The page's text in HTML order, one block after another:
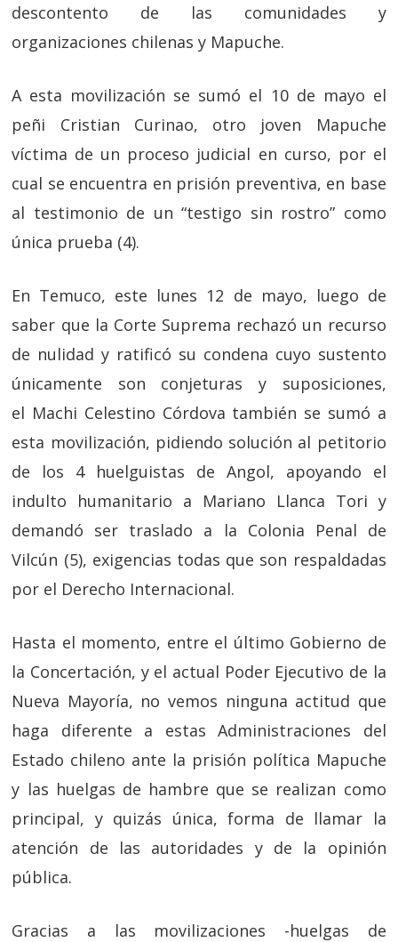
descontento de las comunidades y
organizaciones chilenas y Mapuche.
A esta movilización se sumó el 10 de mayo el
peñi Cristian Curinao, otro joven Mapuche
víctima de un proceso judicial en curso, por el
cual se encuentra en prisión preventiva, en base
al testimonio de un “testigo sin rostro” como
única prueba (4).
En Temuco, este lunes 12 de mayo, luego de
saber que la Corte Suprema rechazó un recurso
de nulidad y ratificó su condena cuyo sustento
únicamente son conjeturas y suposiciones,
el Machi Celestino Córdova también se sumó a
esta movilización, pidiendo solución al petitorio
de los 4 huelguistas de Angol, apoyando el
indulto humanitario a Mariano Llanca Tori y
demandó ser traslado a la Colonia Penal de
Vilcún (5), exigencias todas que son respaldadas
por el Derecho Internacional.
Hasta el momento, entre el último Gobierno de
la Concertación, y el actual Poder Ejecutivo de la
Nueva Mayoría, no vemos ninguna actitud que
haga diferente a estas Administraciones del
Estado chileno ante la prisión política Mapuche
y las huelgas de hambre que se realizan como
principal, y quizás única, forma de llamar la
atención de las autoridades y de la opinión
pública.
Gracias a las movilizaciones -huelgas de